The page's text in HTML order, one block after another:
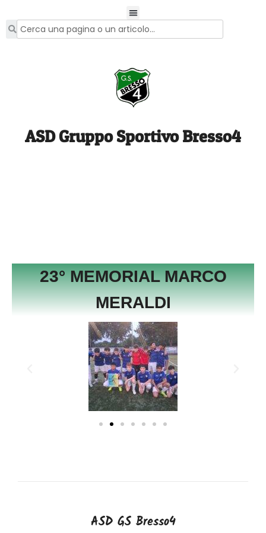
ASD Gruppo Sportivo Bresso4
23° MEMORIAL MARCO
MERALDI
ASD GS Bresso4